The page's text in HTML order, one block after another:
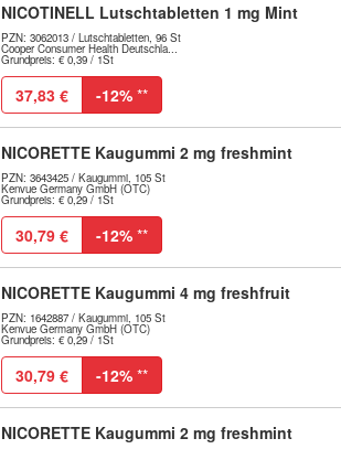
NICOTINELL Lutschtabletten 1 mg Mint
PZN: 3062013 / Lutschtabletten, 96 St
Cooper Consumer Health Deutschla...
Grundpreis: € 0,39 / 1St
37,83 € -12% **
NICORETTE Kaugummi 2 mg freshmint
PZN: 3643425 / Kaugummi, 105 St
Kenvue Germany GmbH (OTC)
Grundpreis: € 0,29 / 1St
30,79 € -12% **
NICORETTE Kaugummi 4 mg freshfruit
PZN: 1642887 / Kaugummi, 105 St
Kenvue Germany GmbH (OTC)
Grundpreis: € 0,29 / 1St
30,79 € -12% **
NICORETTE Kaugummi 2 mg freshmint